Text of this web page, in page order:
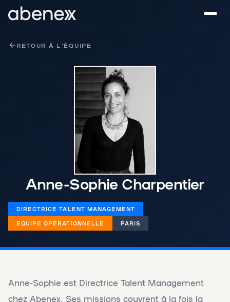
RETOUR À L'ÉQUIPE
Anne-Sophie Charpentier
DIRECTRICE TALENT MANAGEMENT
EQUIPE OPÉRATIONNELLE
PARIS
Anne-Sophie est Directrice Talent Management
chez Abenex. Ses missions couvrent à la fois la
Panneau de gestion des cookies